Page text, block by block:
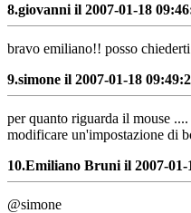
8.giovanni il 2007-01-18
bravo emiliano!! posso
9.simone il 2007-01-18
per quanto riguarda il mouse
modificare un'impostazione di
10.Emiliano Bruni il 2007-01-
@simone